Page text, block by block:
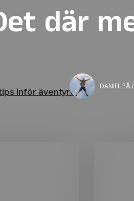
där
DANIEL PÅ
inför äventyret!